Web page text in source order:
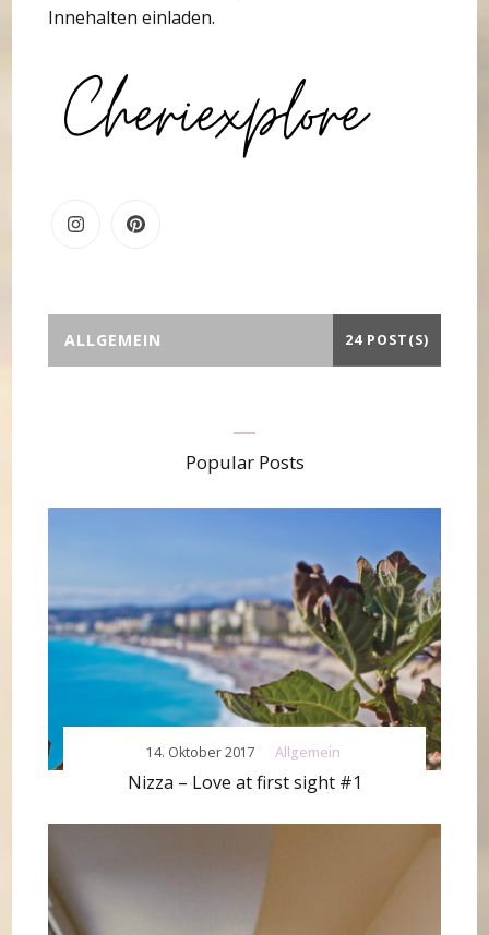
Innehalten einladen.
ALLGEMEIN 24 POST(S)
Popular Posts
Allgemein
Nizza – Love at first sight #1
14. Oktober 2017